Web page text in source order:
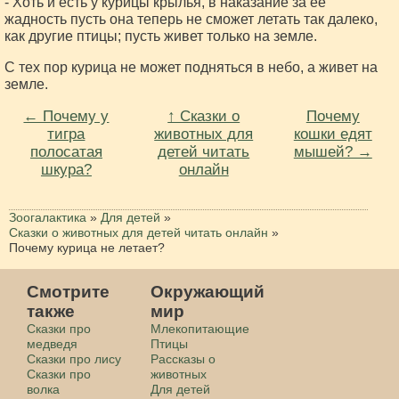
жадность пусть она теперь не сможет летать так далеко,
как другие птицы; пусть живет только на земле.
С тех пор курица не может подняться в небо, а живет на
земле.
← Почему у
тигра
полосатая
шкура?
↑ Сказки о
животных для
детей читать
онлайн
Почему
кошки едят
мышей? →
Зоогалактика » Для детей »
Сказки о животных для детей читать онлайн »
Почему курица не летает?
Смотрите
также
Сказки про
медведя
Сказки про лису
Сказки про
волка
Окружающий
мир
Млекопитающие
Птицы
Рассказы о
животных
Для детей